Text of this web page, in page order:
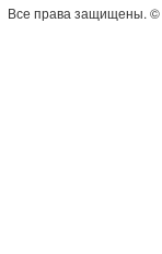
Все права защищены. ©